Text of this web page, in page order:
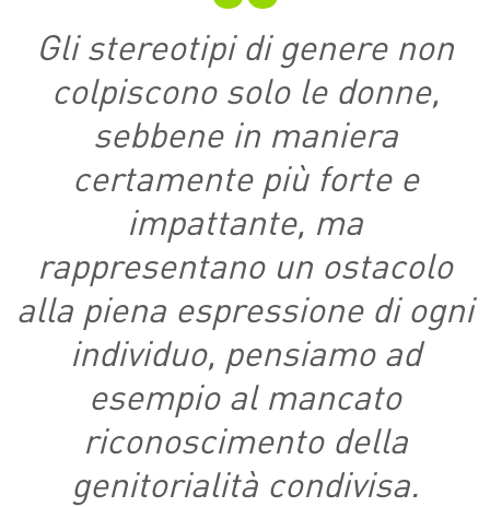
Gli stereotipi di genere non
colpiscono solo le donne,
sebbene in maniera
certamente più forte e
impattante, ma
rappresentano un ostacolo
alla piena espressione di ogni
individuo, pensiamo ad
esempio al mancato
riconoscimento della
genitorialità condivisa.